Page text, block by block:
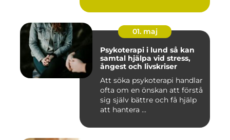
01. maj
Psykoterapi i lund så kan
samtal hjälpa vid stress,
ångest och livskriser
Att söka psykoterapi handlar
ofta om en önskan att förstå
sig själv bättre och få hjälp
att hantera ...